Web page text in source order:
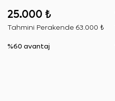
25.000 ₺
Tahmini Perakende 63.000 ₺
%60 avantaj